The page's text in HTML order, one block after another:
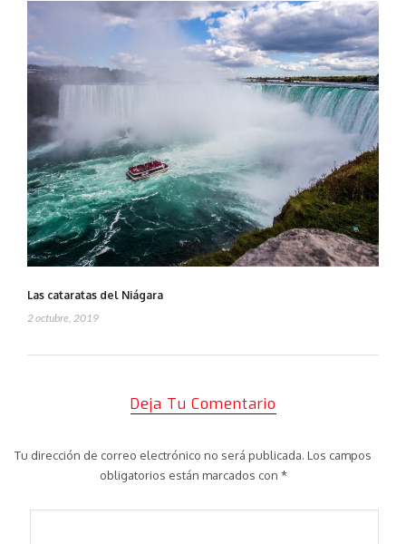
Las cataratas del Niágara
2 octubre, 2019
Deja Tu Comentario
Tu dirección de correo electrónico no será publicada. Los campos
obligatorios están marcados con *